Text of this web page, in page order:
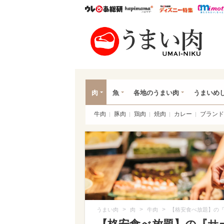
ウレぴあ総研ハピママ*
ウレぴ
肉 魚 各地のうまい肉 うまいめ
牛肉 豚肉 鶏肉 焼肉 カレー ブラン
うまい肉 > 肉 > 牛肉 > 【格安食べ放題】の